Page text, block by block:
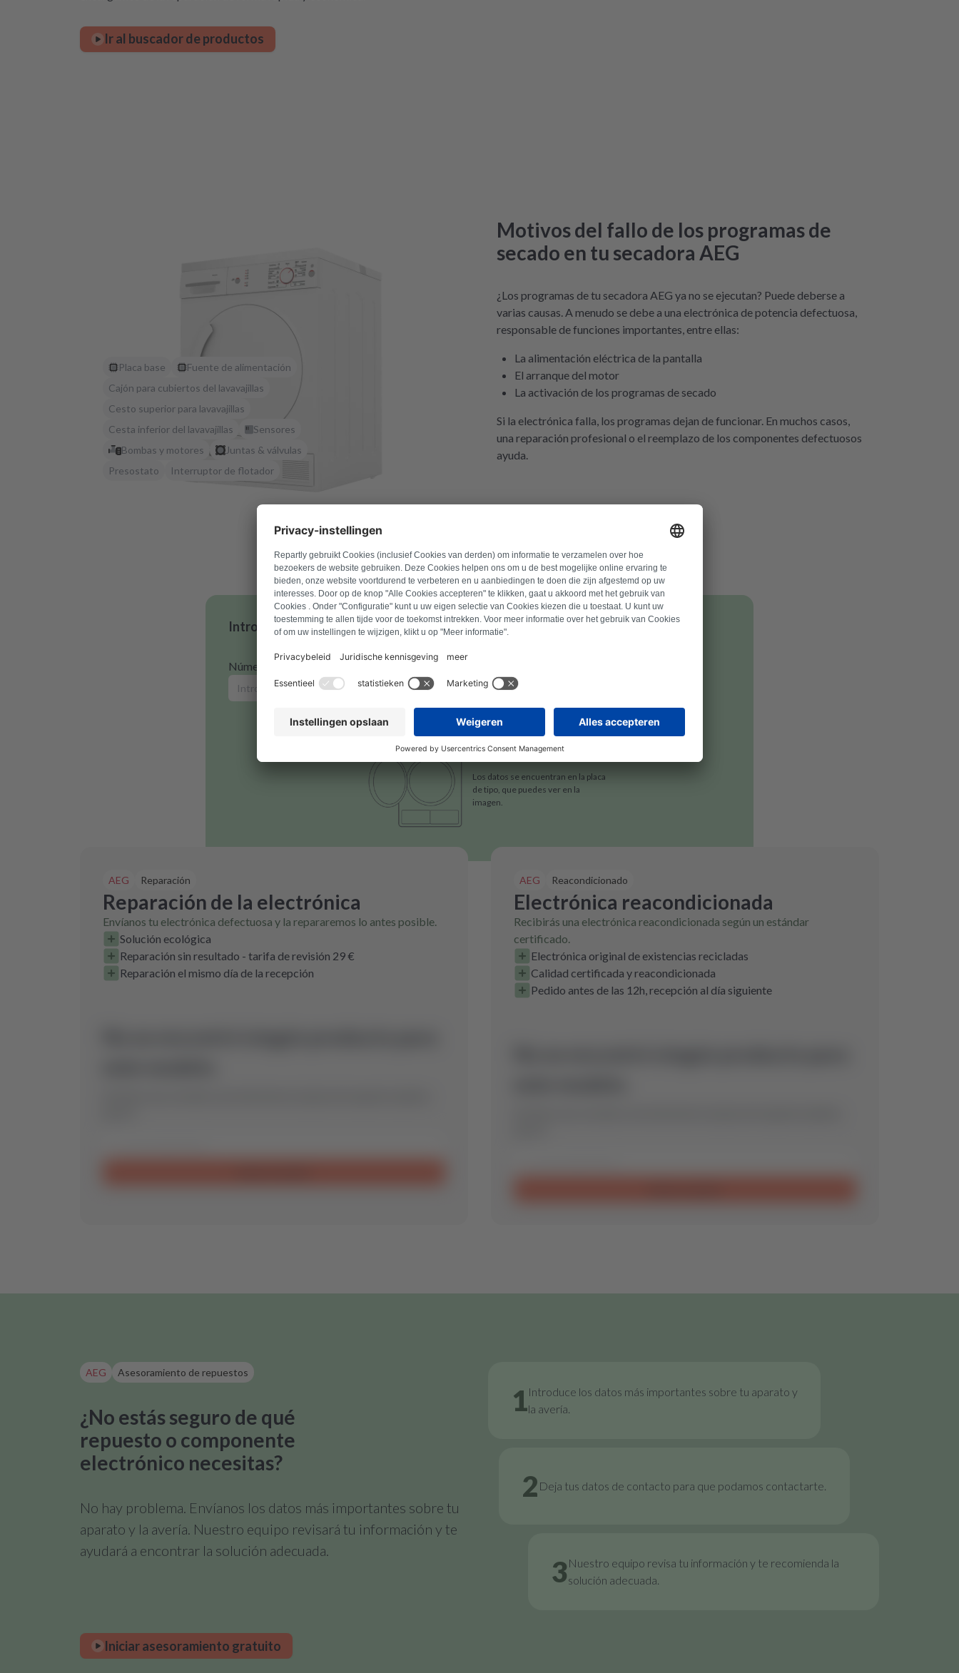
Ir al buscador de productos
Placa base
Fuente de alimentación
Cajón para cubiertos del lavavajillas
Cesto superior para lavavajillas
Cesta inferior del lavavajillas
Sensores
Bombas y motores
Juntas & válvulas
Presostato
Interruptor de flotador
Motivos del fallo de los programas de
secado en tu secadora AEG
¿Los programas de tu secadora AEG ya no se ejecutan? Puede deberse a
varias causas. A menudo se debe a una electrónica de potencia defectuosa,
responsable de funciones importantes, entre ellas:
La alimentación eléctrica de la pantalla
El arranque del motor
La activación de los programas de secado
Si la electrónica falla, los programas dejan de funcionar. En muchos casos,
una reparación profesional o el reemplazo de los componentes defectuosos
ayuda.
Introduce tu número de modelo para encontrar los productos compatibles.
Número de modelo
Buscar producto
Los datos se encuentran en la placa
de tipo, que puedes ver en la
imagen.
AEG Reparación
Reparación de la electrónica
Envíanos tu electrónica defectuosa y la repararemos lo antes posible.
Solución ecológica
Reparación sin resultado - tarifa de revisión 29 €
Reparación el mismo día de la recepción
AEG Reacondicionado
Electrónica reacondicionada
Recibirás una electrónica reacondicionada según un estándar
certificado.
Electrónica original de existencias recicladas
Calidad certificada y reacondicionada
Pedido antes de las 12h, recepción al día siguiente
AEG Asesoramiento de repuestos
¿No estás seguro de qué
repuesto o componente
electrónico necesitas?
No hay problema. Envíanos los datos más importantes sobre tu
aparato y la avería. Nuestro equipo revisará tu información y te
ayudará a encontrar la solución adecuada.
1Introduce los datos más importantes sobre tu aparato y
la avería.
2 Deja tus datos de contacto para que podamos contactarte.
3 Nuestro equipo revisa tu información y te recomienda la
solución adecuada.
Iniciar asesoramiento gratuito